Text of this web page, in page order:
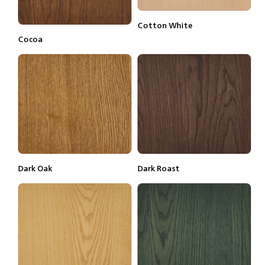
Lisätietoja
Cocoa
Lisätietoja
Cotton White
Lisätietoja
Dark Oak Lisätietoja
Dark Roast